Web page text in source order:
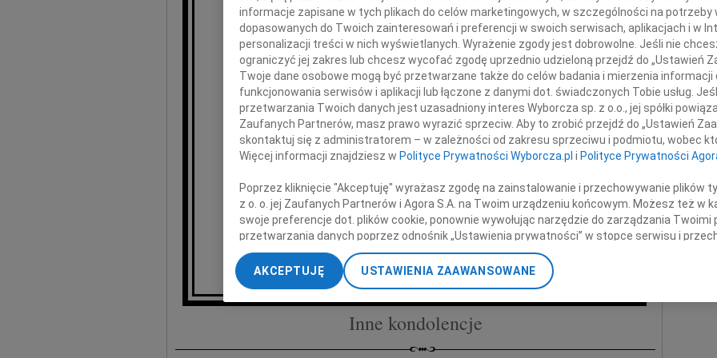
profesora
Zbigniewa Religę
składamy
wyrazy głębokiego współczucia
Dyrekcja i zespół Teatru Ateneum w Warszawie
Inne kondolencje
Z
+
informacje zapisane w tych plikach do celów marketingowych, w szczególności na potrzeby
dopasowanych do Twoich zainteresowań i preferencji w swoich serwisach, aplikacjach i w
personalizacji treści w nich wyświetlanych. Wyrażenie zgody jest dobrowolne. Jeśli nie
ograniczyć jej zakres lub chcesz wycofać zgodę uprzednio udzieloną przejdź do „Ustawień
Twoje dane osobowe mogą być przetwarzane także do celów badania i mierzenia
funkcjonowania serwisów i aplikacji lub łączone z danymi dot. świadczonych Tobie usług.
przetwarzania Twoich danych jest uzasadniony interes Wyborcza sp. z o.o., jej spółki
Zaufanych Partnerów, masz prawo wyrazić sprzeciw. Aby to zrobić przejdź do „Ustawień
skontaktuj się z administratorem – w zależności od zakresu sprzeciwu i podmiotu, wobec
Więcej informacji znajdziesz w Polityce Prywatności Wyborcza.pl i Polityce Prywatności
Poprzez kliknięcie "Akceptuję" wyrażasz zgodę na zainstalowanie i przechowywanie plików
z o. o. jej Zaufanych Partnerów i Agora S.A. na Twoim urządzeniu końcowym. Możesz też w
swoje preferencje dot. plików cookie, ponownie wywołując narzędzie do zarządzania Twoimi
przetwarzania danych poprzez odnośnik „Ustawienia prywatności” w stopce serwisu i
„Ustawienia zaawansowane”. Zmiana ustawień plików cookie możliwa jest także za pomocą
My, nasi Zaufani Partnerzy i Agora S.A. możemy przetwarzać dane osobowe w
dokładnych danych geolokalizacyjnych. Aktywne skanowanie charakterystyki urządzenia do
Przechowywanie informacji na urządzeniu lub dostęp do nich. Spersonalizowane reklamy i
treści, badnie odbiorców i ulepszanie usług.Lista Zaufanych Partnerów
USTAWIENIA ZAAWANSOWANE
AKCEPTUJĘ